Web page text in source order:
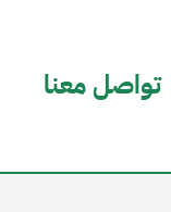
تواصل معنا